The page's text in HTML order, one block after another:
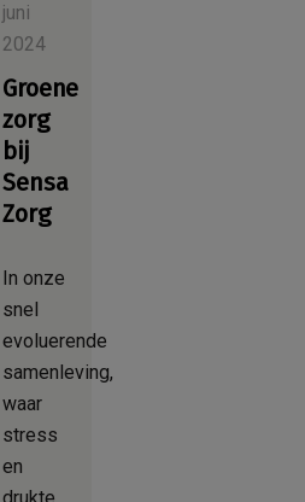
juni
2024
Groene
zorg
bij
Sensa
Zorg
In onze
snel
evoluerende
samenleving,
waar
stress
en